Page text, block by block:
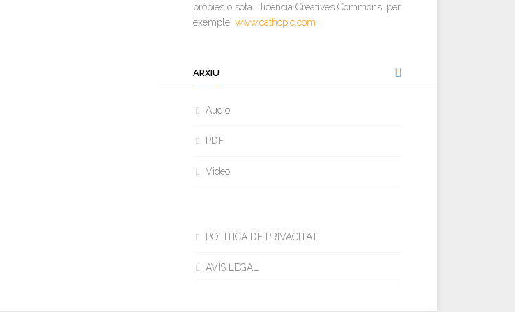
pròpies o sota Llicència Creatives Commons, per
exemple: www.cathopic.com
ARXIU
Audio
PDF
Video
POLÍTICA DE PRIVACITAT
AVÍS LEGAL